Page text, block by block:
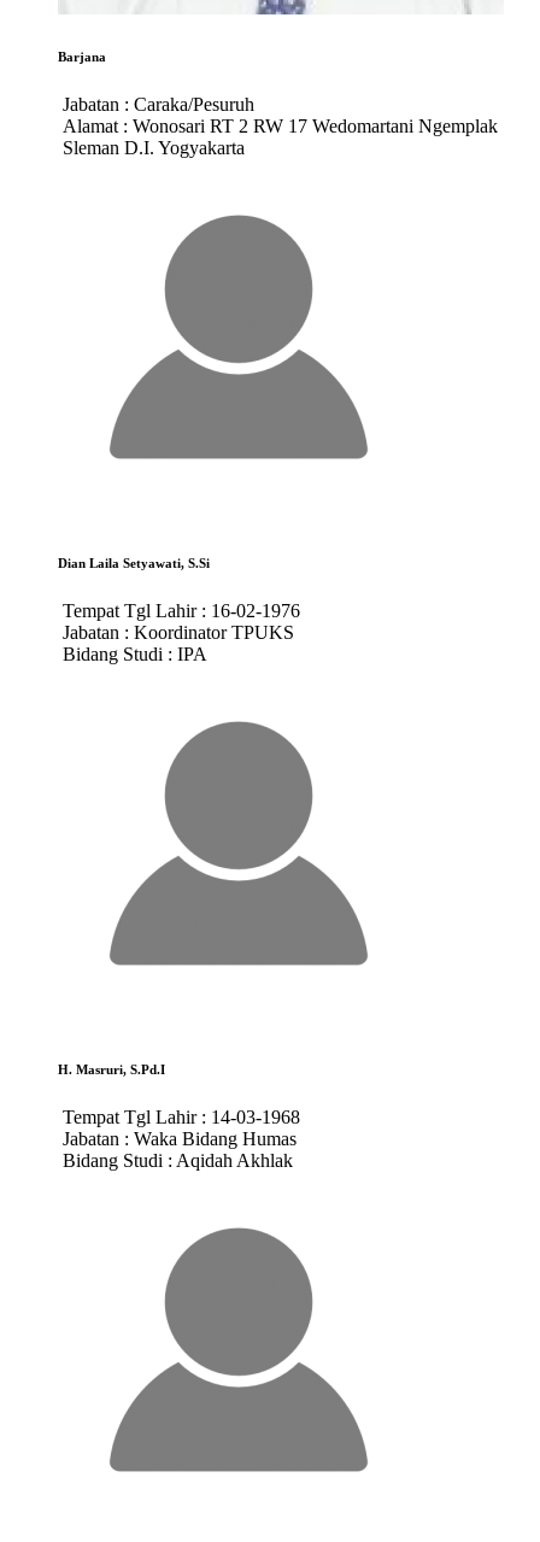
Barjana
Jabatan : Caraka/Pesuruh
Alamat : Wonosari RT 2 RW 17 Wedomartani Ngemplak
Sleman D.I. Yogyakarta
Dian Laila Setyawati, S.Si
Tempat Tgl Lahir : 16-02-1976
Jabatan : Koordinator TPUKS
Bidang Studi : IPA
H. Masruri, S.Pd.I
Tempat Tgl Lahir : 14-03-1968
Jabatan : Waka Bidang Humas
Bidang Studi : Aqidah Akhlak